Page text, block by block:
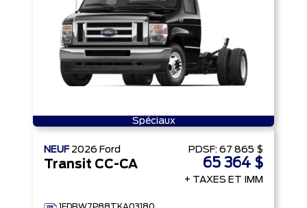
Spéciaux
NEUF 2026 Ford
Transit CC-CA
PDSF: 67 865 $
65 364 $
+ TAXES ET IMM